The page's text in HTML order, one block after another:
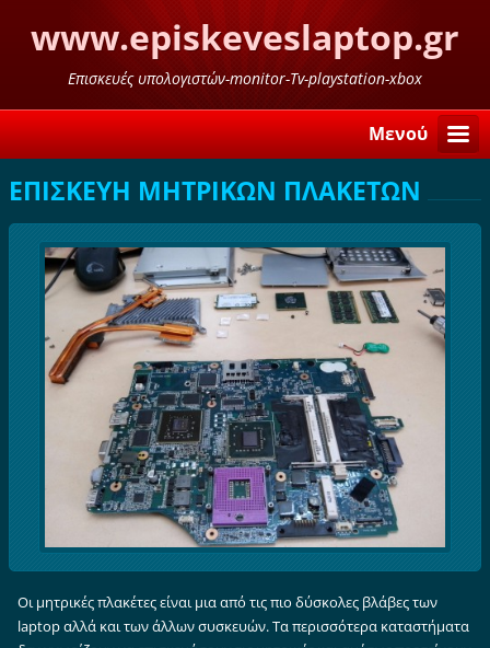
www.episkeveslaptop.gr
Επισκευές υπολογιστών-monitor-Tv-playstation-xbox
Μενού
ΕΠΙΣΚΕΥΗ ΜΗΤΡΙΚΩΝ ΠΛΑΚΕΤΩΝ
Οι μητρικές πλακέτες είναι μια από τις πιο δύσκολες βλάβες των
laptop αλλά και των άλλων συσκευών. Τα περισσότερα καταστήματα